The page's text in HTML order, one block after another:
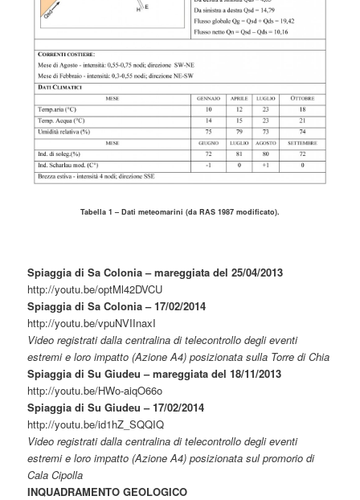
Tabella 1 – Dati meteomarini (da RAS 1987 modificato).
Spiaggia di Sa Colonia – mareggiata del 25/04/2013
http://youtu.be/optMl42DVCU
Spiaggia di Sa Colonia – 17/02/2014
http://youtu.be/vpuNVIInaxI
Video registrati dalla centralina di telecontrollo degli eventi
estremi e loro impatto (Azione A4) posizionata sulla Torre di Chia
Spiaggia di Su Giudeu – mareggiata del 18/11/2013
http://youtu.be/HWo-aiqO66o
Spiaggia di Su Giudeu – 17/02/2014
http://youtu.be/id1hZ_SQQIQ
Video registrati dalla centralina di telecontrollo degli eventi
estremi e loro impatto (Azione A4) posizionata sul promorio di
Cala Cipolla
INQUADRAMENTO GEOLOGICO